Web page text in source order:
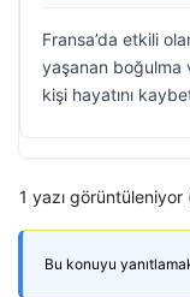
Fransa’da etkili
yaşanan boğulma
kişi hayatını
1 yazı görüntüleniyor
Bu konuyu